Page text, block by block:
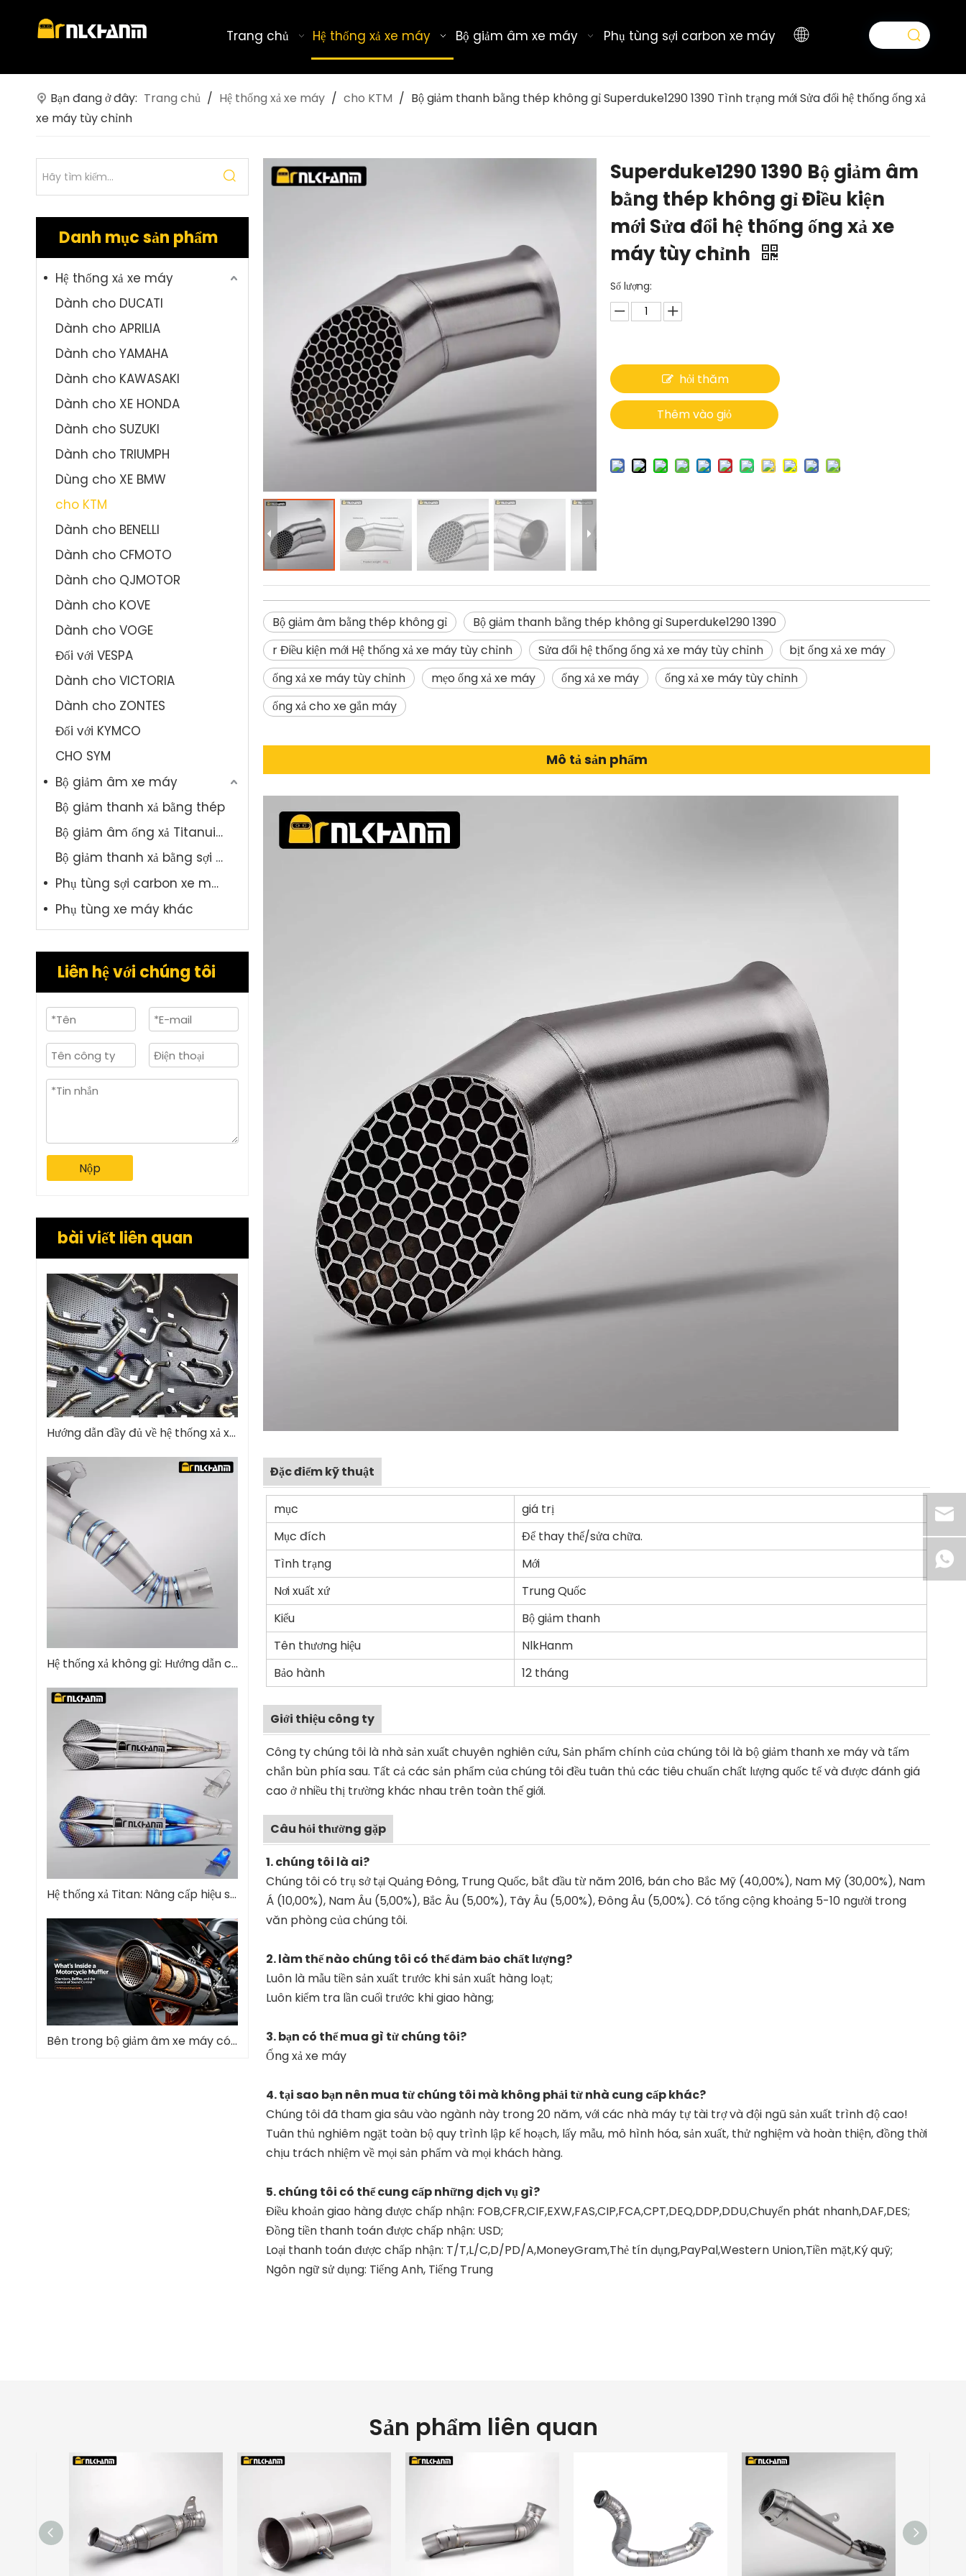
Trang chủ Hệ thống xả xe máy Bộ giảm âm xe máy Phụ tùng sợi carbon xe máy
Bạn đang ở đây: Trang chủ / Hệ thống xả xe máy / cho KTM / Bộ giảm thanh bằng thép không gỉ Superduke1290 1390 Tình trạng mới Sửa đổi hệ thống ống xả
xe máy tùy chỉnh
Danh mục sản phẩm
Hệ thống xả xe máy
Dành cho DUCATI
Dành cho APRILIA
Dành cho YAMAHA
Dành cho KAWASAKI
Dành cho XE HONDA
Dành cho SUZUKI
Dành cho TRIUMPH
Dùng cho XE BMW
cho KTM
Dành cho BENELLI
Dành cho CFMOTO
Dành cho QJMOTOR
Dành cho KOVE
Dành cho VOGE
Đối với VESPA
Dành cho VICTORIA
Dành cho ZONTES
Đối với KYMCO
CHO SYM
Bộ giảm âm xe máy
Bộ giảm thanh xả bằng thép
Bộ giảm âm ống xả Titanuim
Bộ giảm thanh xả bằng sợi carbon
Phụ tùng sợi carbon xe máy
Phụ tùng xe máy khác
Liên hệ với chúng tôi
Nộp
bài viết liên quan
Hướng dẫn đầy đủ về hệ thống xả xe máy
Hệ thống xả không gỉ: Hướng dẫn cơ bản về hiệu suất và độ bền
Hệ thống xả Titan: Nâng cấp hiệu suất tối ưu
Bên trong bộ giảm âm xe máy có gì và tại sao nó lại quan trọng
Superduke1290 1390 Bộ giảm âm
bằng thép không gỉ Điều kiện
mới Sửa đổi hệ thống ống xả xe
máy tùy chỉnh
Số lượng:
hỏi thăm
Thêm vào giỏ
Bộ giảm âm bằng thép không gỉ
Bộ giảm thanh bằng thép không gỉ Superduke1290 1390
r Điều kiện mới Hệ thống xả xe máy tùy chỉnh
Sửa đổi hệ thống ống xả xe máy tùy chỉnh
bịt ống xả xe máy
ống xả xe máy tùy chỉnh
mẹo ống xả xe máy ống xả xe máy
ống xả xe máy tùy chỉnh
ống xả cho xe gắn máy
Mô tả sản phẩm
Đặc điểm kỹ thuật
mục
giá trị
Mục đích
Để thay thế/sửa chữa.
Tình trạng
Mới
Nơi xuất xứ
Trung Quốc
Kiểu
Bộ giảm thanh
Tên thương hiệu
NlkHanm
Bảo hành
12 tháng
Giới thiệu công ty
Công ty chúng tôi là nhà sản xuất chuyên nghiên cứu, Sản phẩm chính của chúng tôi là bộ giảm thanh xe máy và tấm
chắn bùn phía sau. Tất cả các sản phẩm của chúng tôi đều tuân thủ các tiêu chuẩn chất lượng quốc tế và được đánh giá
cao ở nhiều thị trường khác nhau trên toàn thế giới.
Câu hỏi thường gặp
1. chúng tôi là ai?
Chúng tôi có trụ sở tại Quảng Đông, Trung Quốc, bắt đầu từ năm 2016, bán cho Bắc Mỹ (40,00%), Nam Mỹ (30,00%), Nam
Á (10,00%), Nam Âu (5,00%), Bắc Âu (5,00%), Tây Âu (5,00%), Đông Âu (5,00%). Có tổng cộng khoảng 5-10 người trong
văn phòng của chúng tôi.
2. làm thế nào chúng tôi có thể đảm bảo chất lượng?
Luôn là mẫu tiền sản xuất trước khi sản xuất hàng loạt;
Luôn kiểm tra lần cuối trước khi giao hàng;
3. bạn có thể mua gì từ chúng tôi?
Ống xả xe máy
4. tại sao bạn nên mua từ chúng tôi mà không phải từ nhà cung cấp khác?
Chúng tôi đã tham gia sâu vào ngành này trong 20 năm, với các nhà máy tự tài trợ và đội ngũ sản xuất trình độ cao!
Tuân thủ nghiêm ngặt toàn bộ quy trình lập kế hoạch, lấy mẫu, mô hình hóa, sản xuất, thử nghiệm và hoàn thiện, đồng thời
chịu trách nhiệm về mọi sản phẩm và mọi khách hàng.
5. chúng tôi có thể cung cấp những dịch vụ gì?
Điều khoản giao hàng được chấp nhận: FOB,CFR,CIF,EXW,FAS,CIP,FCA,CPT,DEQ,DDP,DDU,Chuyển phát nhanh,DAF,DES;
Đồng tiền thanh toán được chấp nhận: USD;
Loại thanh toán được chấp nhận: T/T,L/C,D/PD/A,MoneyGram,Thẻ tín dụng,PayPal,Western Union,Tiền mặt,Ký quỹ;
Ngôn ngữ sử dụng: Tiếng Anh, Tiếng Trung
Sản phẩm liên quan